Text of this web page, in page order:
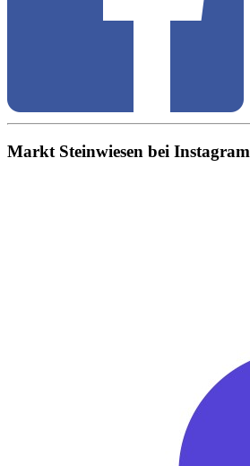
Markt Steinwiesen bei Instagram